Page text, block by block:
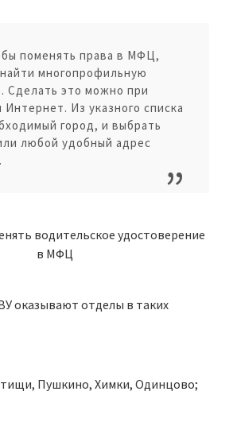
поменять права в МФЦ,
многопрофильную
Сделать это можно при
Из указного списка
город, и выбрать
любой удобный адрес
оказывают отделы в таких
Пушкино, Химки, Одинцово;